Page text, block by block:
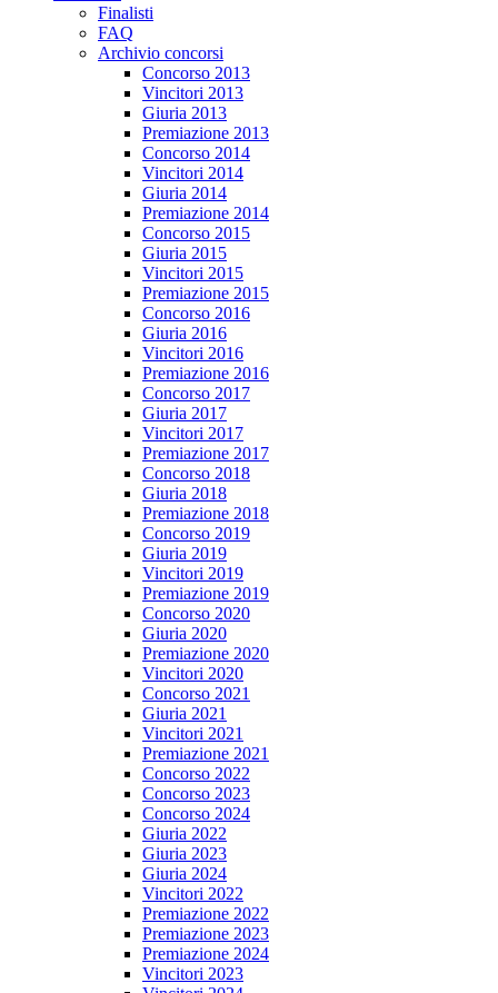
Finalisti
FAQ
Archivio concorsi
Concorso 2013
Vincitori 2013
Giuria 2013
Premiazione 2013
Concorso 2014
Vincitori 2014
Giuria 2014
Premiazione 2014
Concorso 2015
Giuria 2015
Vincitori 2015
Premiazione 2015
Concorso 2016
Giuria 2016
Vincitori 2016
Premiazione 2016
Concorso 2017
Giuria 2017
Vincitori 2017
Premiazione 2017
Concorso 2018
Giuria 2018
Premiazione 2018
Concorso 2019
Giuria 2019
Vincitori 2019
Premiazione 2019
Concorso 2020
Giuria 2020
Premiazione 2020
Vincitori 2020
Concorso 2021
Giuria 2021
Vincitori 2021
Premiazione 2021
Concorso 2022
Concorso 2023
Concorso 2024
Giuria 2022
Giuria 2023
Giuria 2024
Vincitori 2022
Premiazione 2022
Premiazione 2023
Premiazione 2024
Vincitori 2023